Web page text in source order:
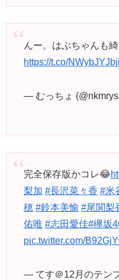
んー。はぶちゃんも綺
https://t.co/NWybJYJbji
— むっちょ
完全保存版かコレ😂
梨加 #長沢菜々香 #米
穂 #鈴本美愉 #尾関梨
佑唯 #志田愛佳#欅坂
pic.twitter.com/
— てす＠12月のテン